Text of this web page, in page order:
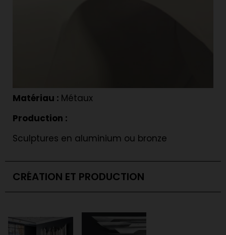
Matériau : Métaux
Production :
Sculptures en aluminium ou bronze
CRÉATION ET PRODUCTION